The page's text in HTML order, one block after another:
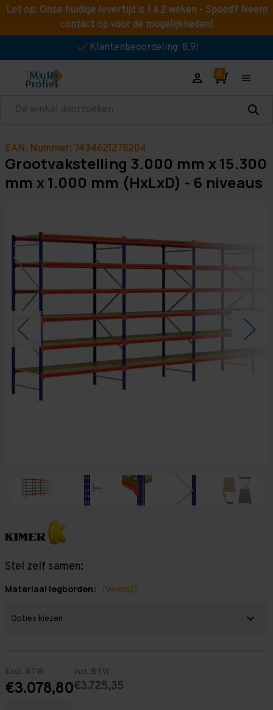
Let op: Onze huidige levertijd is 1 á 2 weken - Spoed? Neem
contact op voor de mogelijkheden!
Klantenbeoordeling: 8,9!
Zoeken
EAN. Nummer: 7434621278204
Grootvakstelling 3.000 mm x 15.300
mm x 1.000 mm (HxLxD) - 6 niveaus
Stel zelf samen:
Materiaal legborden: (Vereist)
Excl. BTW
€3.078,80
Incl. BTW
€3.725,35